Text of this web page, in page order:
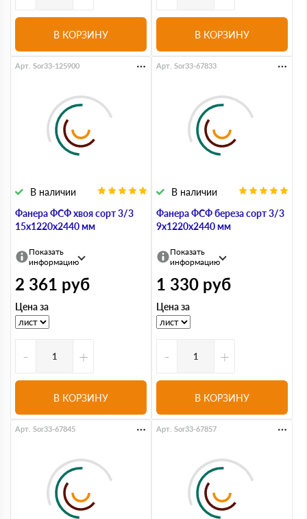
В КОРЗИНУ В КОРЗИНУ
Фанера ФСФ хвоя сорт 3/3
15х1220х2440 мм
В наличии
Арт. Sor33-125900
Показать
информацию
2 361 руб
Цена за
- +
В КОРЗИНУ
Фанера ФСФ береза сорт 3/3
9х1220х2440 мм
В наличии
Арт. Sor33-67833
Показать
информацию
1 330 руб
Цена за
- +
В КОРЗИНУ
Арт. Sor33-67845 Арт. Sor33-67857